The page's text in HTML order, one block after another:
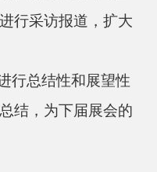
行采访报道，扩大
行总结性和展望性
结，为下届展会的